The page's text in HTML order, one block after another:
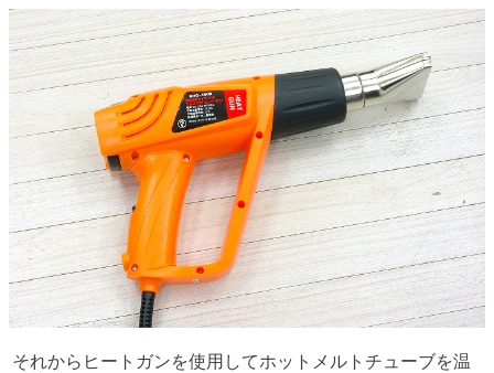
それからヒートガンを使用してホットメルトチューブを温